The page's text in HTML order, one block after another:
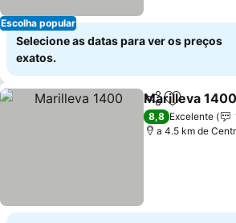
Escolha popular
Selecione as datas para ver os preços
exatos.
PartilharAdicionar
Marilleva 1400
8,8 Excelente
a 4.5 km de